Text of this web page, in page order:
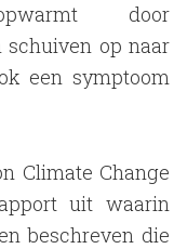
door
schuiven op naar
een symptoom
Climate Change
uit waarin
beschreven die